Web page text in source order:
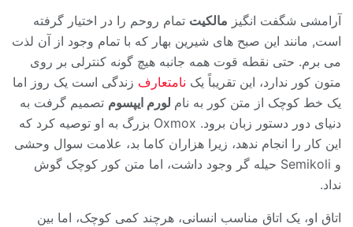
آرامشی شگفت انگیز مالکیت تمام روحم را در اختیار گرفته
است, مانند این صبح های شیرین بهار که با تمام وجود از آن لذت
می برم. حتی نقطه قوت همه جانبه هیچ گونه کنترلی بر روی
متون کور ندارد، این تقریباً یک نامتعارف زندگی است یک روز اما
یک خط کوچک از متن کور به نام لورم ایپسوم تصمیم گرفت به
دنیای دور دستور زبان برود. Oxmox بزرگ به او توصیه کرد که
این کار را انجام ندهد، زیرا هزاران کاما بد، علامت سوال وحشی
و Semikoli حیله گر وجود داشت، اما متن کور کوچک گوش
نداد.
اتاق او، یک اتاق مناسب انسانی، هرچند کمی کوچک، اما بین